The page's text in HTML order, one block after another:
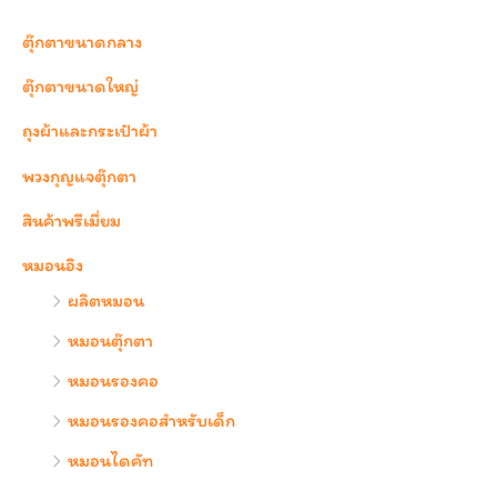
ตุ๊กตาขนาดกลาง
ตุ๊กตาขนาดใหญ่
ถุงผ้าและกระเป๋าผ้า
พวงกุญแจตุ๊กตา
สินค้าพรีเมี่ยม
หมอนอิง
ผลิตหมอน
หมอนตุ๊กตา
หมอนรองคอ
หมอนรองคอสำหรับเด็ก
หมอนไดคัท